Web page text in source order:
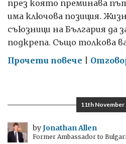
през която преминава
има ключова позиция.
съюзници на България да
подкрепа. Също толкова
Прочети повече on
в
един
все
11th November
byJonathan Allen
Former Ambassador to